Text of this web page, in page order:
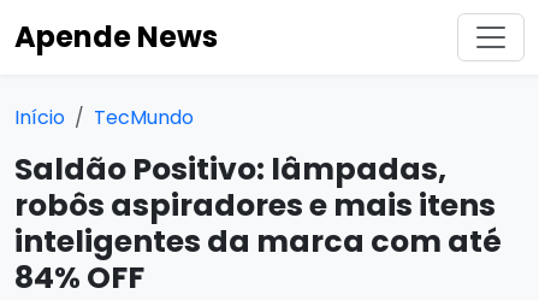
Apende News
Início TecMundo
Saldão Positivo: lâmpadas,
robôs aspiradores e mais itens
inteligentes da marca com até
84% OFF